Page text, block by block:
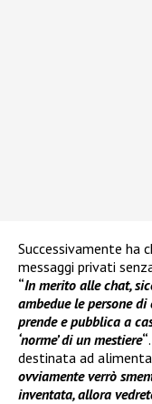
Successivamente ha
messaggi privati
“In merito alle chat,
ambedue le persone
prende e pubblica a
‘norme’ di un mestiere“
destinata ad
ovviamente verrò
inventata, allora